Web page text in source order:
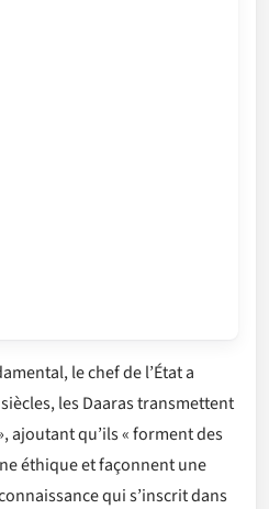
le chef de l’État a
les Daaras transmettent
ajoutant qu’ils « forment des
éthique et façonnent une
qui s’inscrit dans